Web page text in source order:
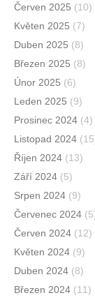
Červen 2025 (10)
Květen 2025 (7)
Duben 2025 (8)
Březen 2025 (8)
Únor 2025 (6)
Leden 2025 (9)
Prosinec 2024 (4)
Listopad 2024
Říjen 2024 (13)
Září 2024 (5)
Srpen 2024 (9)
Červenec 2024
Červen 2024 (12)
Květen 2024 (9)
Duben 2024 (8)
Březen 2024 (11)